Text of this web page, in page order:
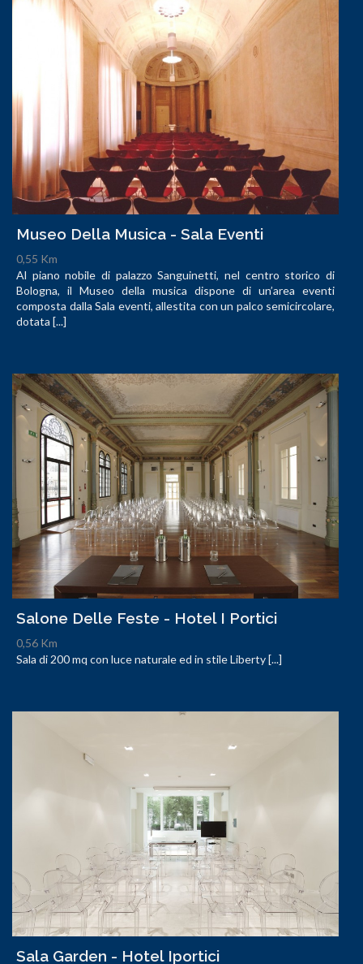
Museo Della Musica - Sala Eventi
0,55 Km
Al piano nobile di palazzo Sanguinetti, nel centro storico di
Bologna, il Museo della musica dispone di un’area eventi
composta dalla Sala eventi, allestita con un palco semicircolare,
dotata [...]
Salone Delle Feste - Hotel I Portici
0,56 Km
Sala di 200 mq con luce naturale ed in stile Liberty [...]
Sala Garden - Hotel Iportici